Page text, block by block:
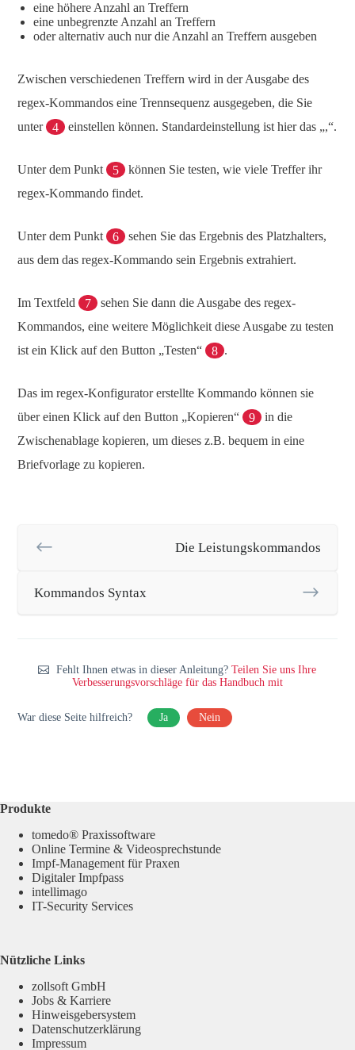
eine höhere Anzahl an Treffern
eine unbegrenzte Anzahl an Treffern
oder alternativ auch nur die Anzahl an Treffern ausgeben
Zwischen verschiedenen Treffern wird in der Ausgabe des
regex-Kommandos eine Trennsequenz ausgegeben, die Sie
unter
4 einstellen können. Standardeinstellung ist hier das „,“.
Unter dem Punkt 5
können Sie testen, wie viele Treffer ihr
regex-Kommando findet.
Unter dem Punkt 6
sehen Sie das Ergebnis des Platzhalters,
aus dem das regex-Kommando sein Ergebnis extrahiert.
Im Textfeld 7
sehen Sie dann die Ausgabe des regex-
Kommandos, eine weitere Möglichkeit diese Ausgabe zu testen
ist ein Klick auf den Button „Testen“
8 .
Das im regex-Konfigurator erstellte Kommando können sie
über einen Klick auf den Button „Kopieren“
9
in die
Zwischenablage kopieren, um dieses z.B. bequem in eine
Briefvorlage zu kopieren.
Die Leistungskommandos
Kommandos Syntax
Fehlt Ihnen etwas in dieser Anleitung?Teilen Sie uns Ihre
Verbesserungsvorschläge für das Handbuch mit
War diese Seite hilfreich? Ja Nein
Produkte
tomedo® Praxissoftware
Online Termine & Videosprechstunde
Impf-Management für Praxen
Digitaler Impfpass
intellimago
IT-Security Services
Nützliche Links
zollsoft GmbH
Jobs & Karriere
Hinweisgebersystem
Datenschutzerklärung
Impressum